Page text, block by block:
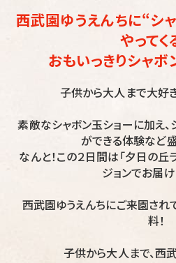
西武園ゆうえんちに“シ
やってく
おもいっきりシャボ
子供から大人まで大好き
素敵なシャボン玉ショーに加え
ができる体験など盛
なんと！この２日間は「夕日の丘
ジョンでお届け
西武園ゆうえんちにご来園され
料！
子供から大人まで、西